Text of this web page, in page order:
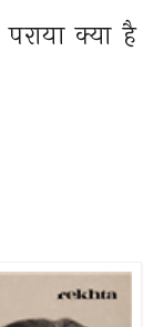
पराया क्या है